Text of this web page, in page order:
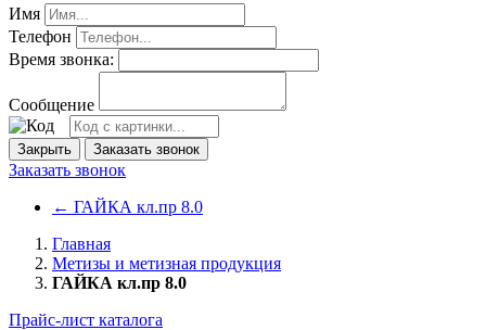
Имя
Телефон
Время звонка:
Сообщение
Закрыть Заказать звонок
Заказать звонок
← ГАЙКА кл.пр 8.0
Главная
Метизы и метизная продукция
ГАЙКА кл.пр 8.0
Прайс-лист каталога